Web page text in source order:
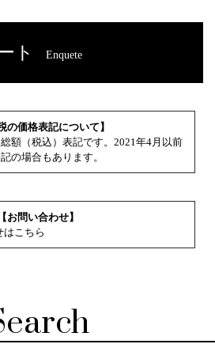
ト Enquete
の価格表記について】
額（税込）表記です。2021年4月以前
の場合もあります。
【お問い合わせ】
はこちら